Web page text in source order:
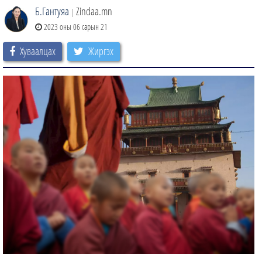
Б.Гантуяа | Zindaa.mn
2023 оны 06 сарын 21
Хуваалцах Жиргэх